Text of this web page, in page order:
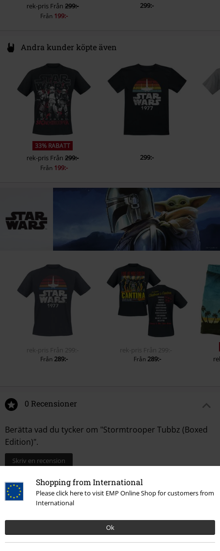
Shopping from International
Please click here to visit EMP Online Shop for customers from
International
Ok
rek-pris Från299:-
Från 199:-
299:-
Andra kunder köpte även
33% RABATT
rek-pris Från299:-
Från 199:-
299:-
rek-pris Från 299:-
Från 289:-
rek-pris Från 299:-
Från 289:-
0 Recensioner
Berätta vad du tycker om "Stormtrooper Tubbz (Boxed
Edition)".
Skriv en recension